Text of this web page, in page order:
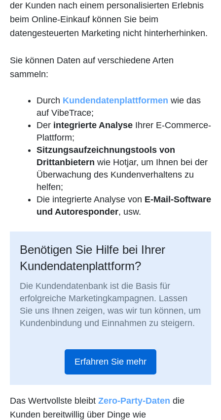
der Kunden nach einem personalisierten Erlebnis
beim Online-Einkauf können Sie beim
datengesteuerten Marketing nicht hinterherhinken.
Sie können Daten auf verschiedene Arten
sammeln:
Durch Kundendatenplattformen wie das
auf VibeTrace;
Der integrierte Analyse Ihrer E-Commerce-
Plattform;
Sitzungsaufzeichnungstools von
Drittanbietern wie Hotjar, um Ihnen bei der
Überwachung des Kundenverhaltens zu
helfen;
Die integrierte Analyse von E-Mail-Software
und Autoresponder, usw.
Benötigen Sie Hilfe bei Ihrer
Kundendatenplattform?
Die Kundendatenbank ist die Basis für
erfolgreiche Marketingkampagnen. Lassen
Sie uns Ihnen zeigen, was wir tun können, um
Kundenbindung und Einnahmen zu steigern.
Erfahren Sie mehr
Das Wertvollste bleibt Zero-Party-Daten die
Kunden bereitwillig über Dinge wie